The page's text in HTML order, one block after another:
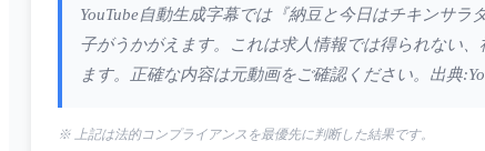
YouTube自動生成字幕では『納豆と今日はチキンサ
子がうかがえます。これは求人情報では得られない
ます。正確な内容は元動画をご確認ください。出典
※ 上記は法的コンプライアンスを最優先に判断した結果です。